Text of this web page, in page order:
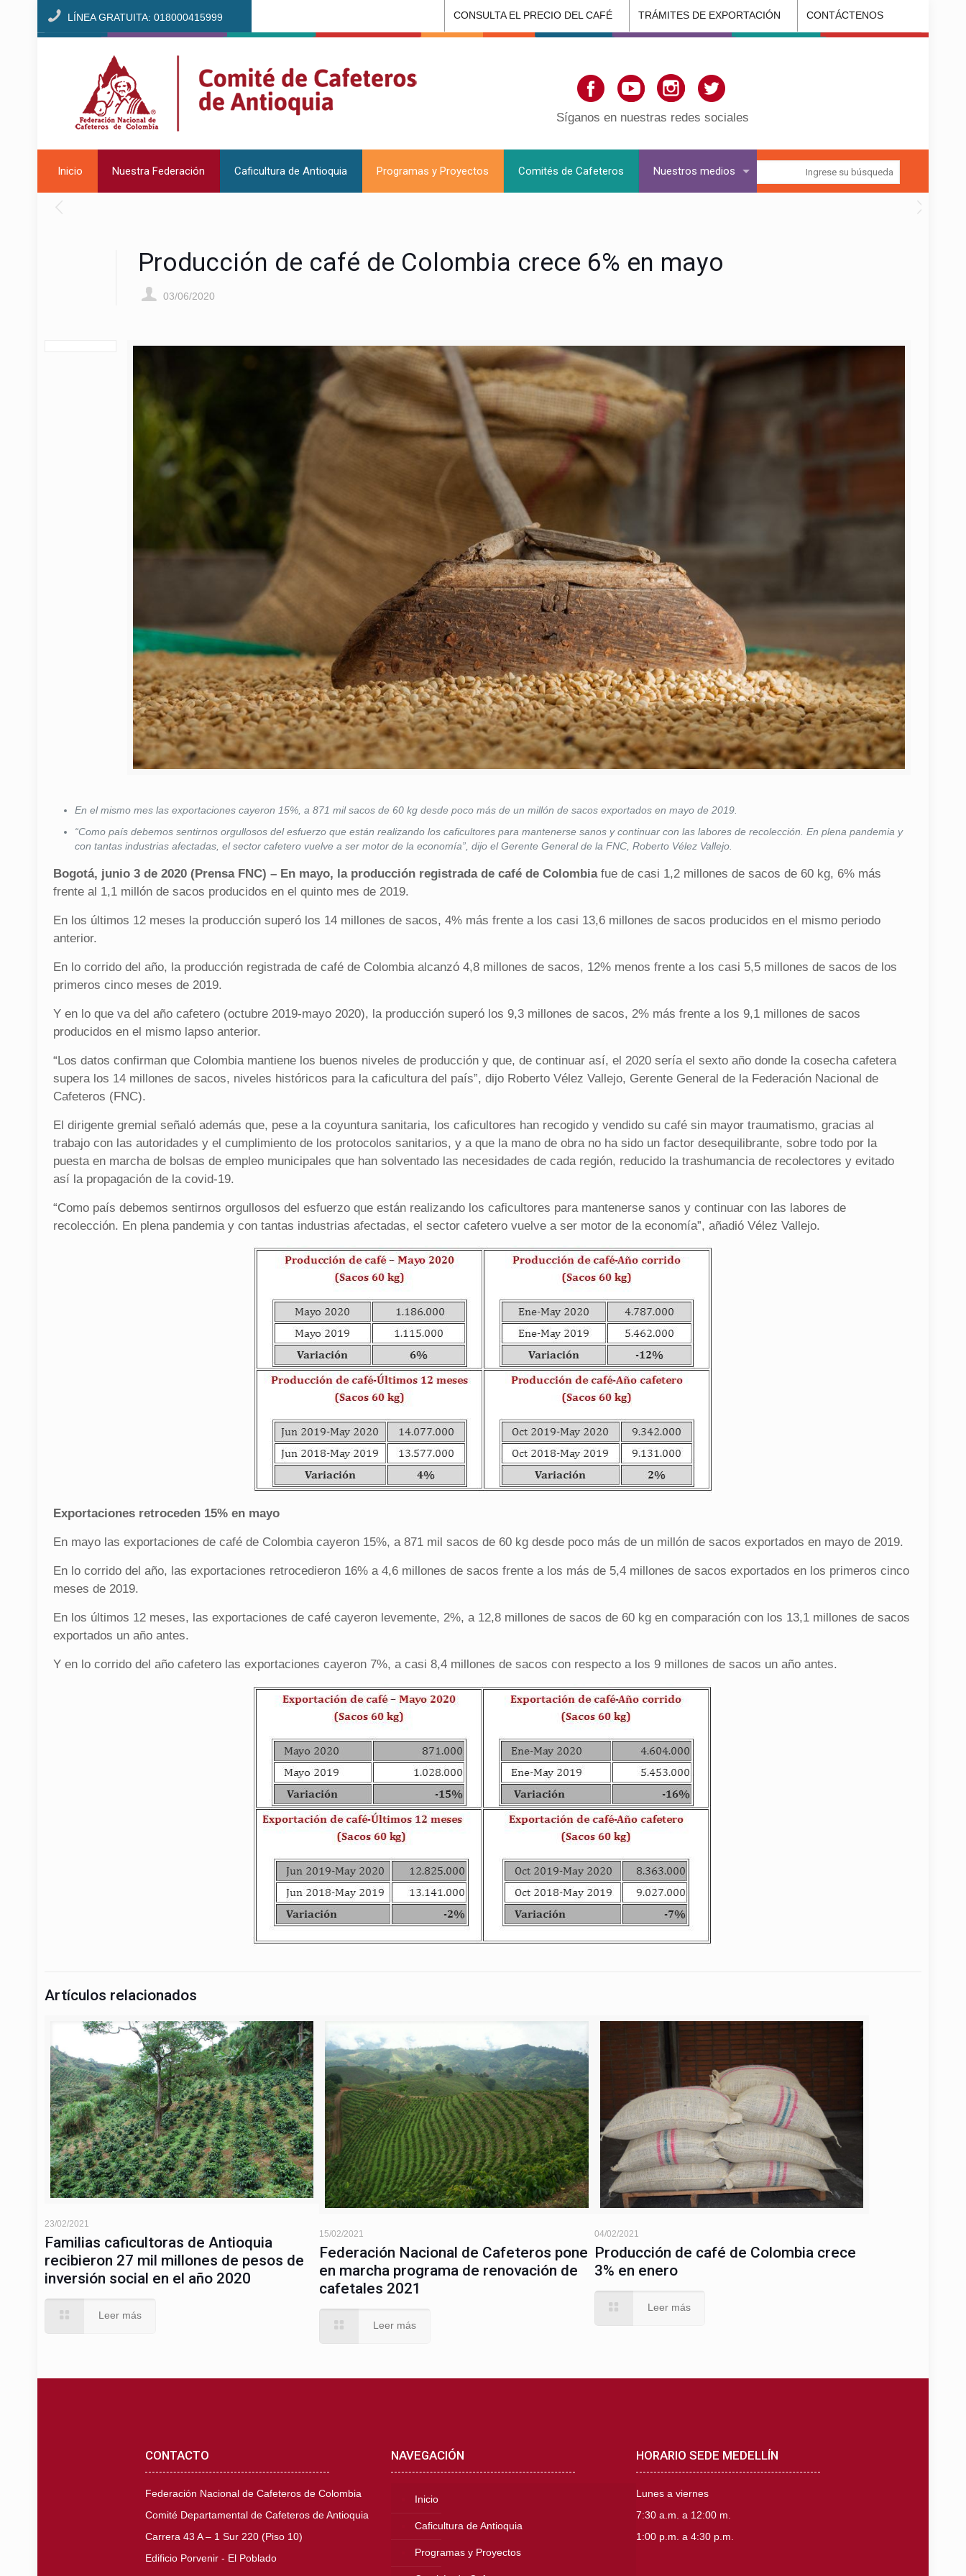
LÍNEA GRATUITA: 018000415999 CONSULTA EL PRECIO DEL CAFÉ TRÁMITES DE EXPORTACIÓN CONTÁCTENOS
Inicio Nuestra Federación Caficultura de Antioquia Programas y Proyectos Comités de Cafeteros Nuestros medios
Síganos en nuestras redes sociales
Producción de café de Colombia crece 6% en mayo
03/06/2020
En el mismo mes las exportaciones cayeron 15%, a 871 mil sacos de 60 kg desde poco más de un millón de sacos exportados en mayo de 2019.
“Como país debemos sentirnos orgullosos del esfuerzo que están realizando los caficultores para mantenerse sanos y continuar con las labores de recolección. En plena pandemia y
con tantas industrias afectadas, el sector cafetero vuelve a ser motor de la economía”, dijo el Gerente General de la FNC,Roberto Vélez Vallejo.
Bogotá, junio 3 de 2020 (Prensa FNC) – En mayo, la producción registrada de café de Colombiafue de casi 1,2 millones de sacos de 60 kg, 6% más
frente al 1,1 millón de sacos producidos en el quinto mes de 2019.
En los últimos 12 meses la producción superó los 14 millones de sacos, 4% más frente a los casi 13,6 millones de sacos producidos en el mismo periodo
anterior.
En lo corrido del año, la producción registrada de café de Colombia alcanzó 4,8 millones de sacos, 12% menos frente a los casi 5,5 millones de sacos de los
primeros cinco meses de 2019.
Y en lo que va del año cafetero (octubre 2019-mayo 2020), la producción superó los 9,3 millones de sacos, 2% más frente a los 9,1 millones de sacos
producidos en el mismo lapso anterior.
“Los datos confirman que Colombia mantiene los buenos niveles de producción y que, de continuar así, el 2020 sería el sexto año donde la cosecha cafetera
supera los 14 millones de sacos, niveles históricos para la caficultura del país”, dijo Roberto Vélez Vallejo, Gerente General de la Federación Nacional de
Cafeteros (FNC).
El dirigente gremial señaló además que, pese a la coyuntura sanitaria, los caficultores han recogido y vendido su café sin mayor traumatismo, gracias al
trabajo con las autoridades y el cumplimiento de los protocolos sanitarios, y a que la mano de obra no ha sido un factor desequilibrante, sobre todo por la
puesta en marcha de bolsas de empleo municipales que han solventado las necesidades de cada región, reducido la trashumancia de recolectores y evitado
así la propagación de la covid-19.
“Como país debemos sentirnos orgullosos del esfuerzo que están realizando los caficultores para mantenerse sanos y continuar con las labores de
recolección. En plena pandemia y con tantas industrias afectadas, el sector cafetero vuelve a ser motor de la economía”, añadió Vélez Vallejo.
Exportaciones retroceden 15% en mayo
En mayo las exportaciones de café de Colombia cayeron 15%, a 871 mil sacos de 60 kg desde poco más de un millón de sacos exportados en mayo de 2019.
En lo corrido del año, las exportaciones retrocedieron 16% a 4,6 millones de sacos frente a los más de 5,4 millones de sacos exportados en los primeros cinco
meses de 2019.
En los últimos 12 meses, las exportaciones de café cayeron levemente, 2%, a 12,8 millones de sacos de 60 kg en comparación con los 13,1 millones de sacos
exportados un año antes.
Y en lo corrido del año cafetero las exportaciones cayeron 7%, a casi 8,4 millones de sacos con respecto a los 9 millones de sacos un año antes.
Artículos relacionados
23/02/2021
Familias caficultoras de Antioquia
recibieron 27 mil millones de pesos de
inversión social en el año 2020
Leer más
15/02/2021
Federación Nacional de Cafeteros pone
en marcha programa de renovación de
cafetales 2021
Leer más
04/02/2021
Producción de café de Colombia crece
3% en enero
Leer más
CONTACTO
Federación Nacional de Cafeteros de Colombia
Comité Departamental de Cafeteros de Antioquia
Carrera 43 A – 1 Sur 220 (Piso 10)
Edificio Porvenir - El Poblado
NAVEGACIÓN
Inicio
Caficultura de Antioquia
Programas y Proyectos
HORARIO SEDE MEDELLÍN
Lunes a viernes
7:30 a.m. a 12:00 m.
1:00 p.m. a 4:30 p.m.